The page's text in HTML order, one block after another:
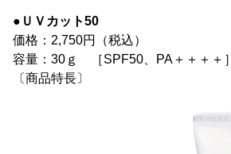
●ＵＶカット50
価格：2,750円（税込）
容量：30ｇ ［SPF50、PA＋＋＋＋］
〔商品特長〕